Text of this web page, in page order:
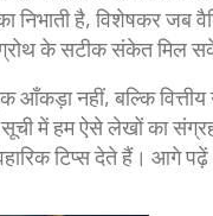
निभाती है, विशेषकर
के सटीक संकेत मिल
नहीं, बल्कि
में हम ऐसे लेखों का
टिप्स देते हैं। आगे